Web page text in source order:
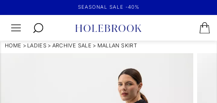
SEASONAL SALE -40%
HOME > LADIES > ARCHIVE SALE > MALLAN SKIRT